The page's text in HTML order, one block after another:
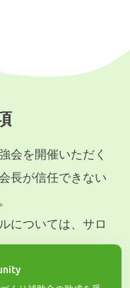
会を開催いただく
長が信任できない
については、サロ